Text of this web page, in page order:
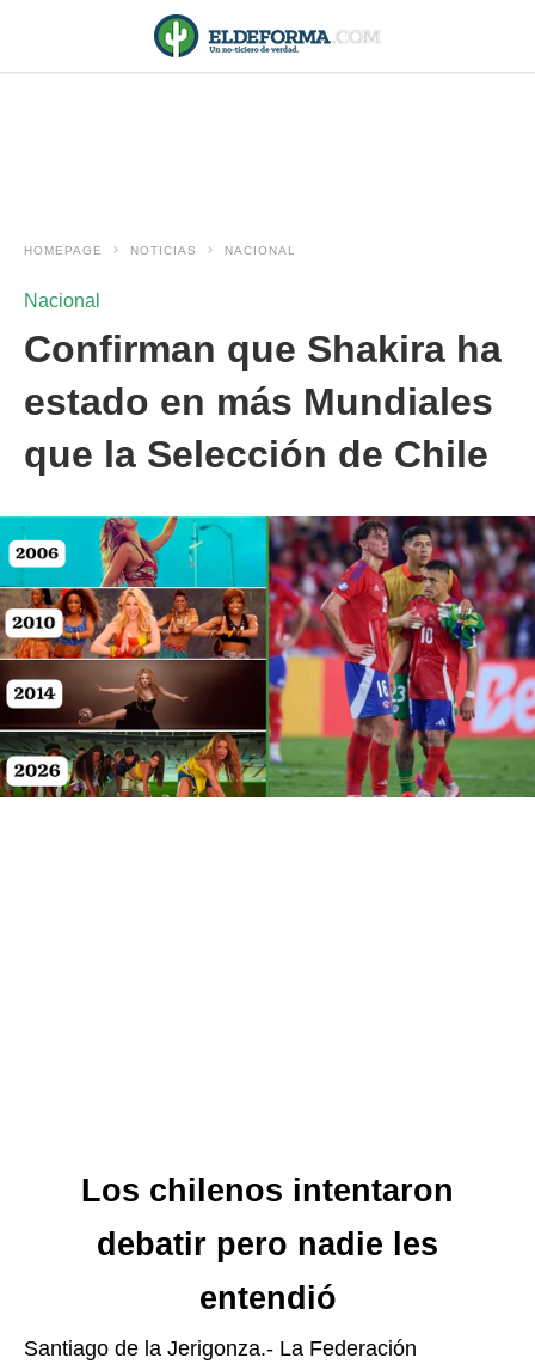
HOMEPAGE NOTICIAS NACIONAL
Nacional
Confirman que Shakira ha
estado en más Mundiales
que la Selección de Chile
Los chilenos intentaron
debatir pero nadie les
entendió
Santiago de la Jerigonza.- La Federación